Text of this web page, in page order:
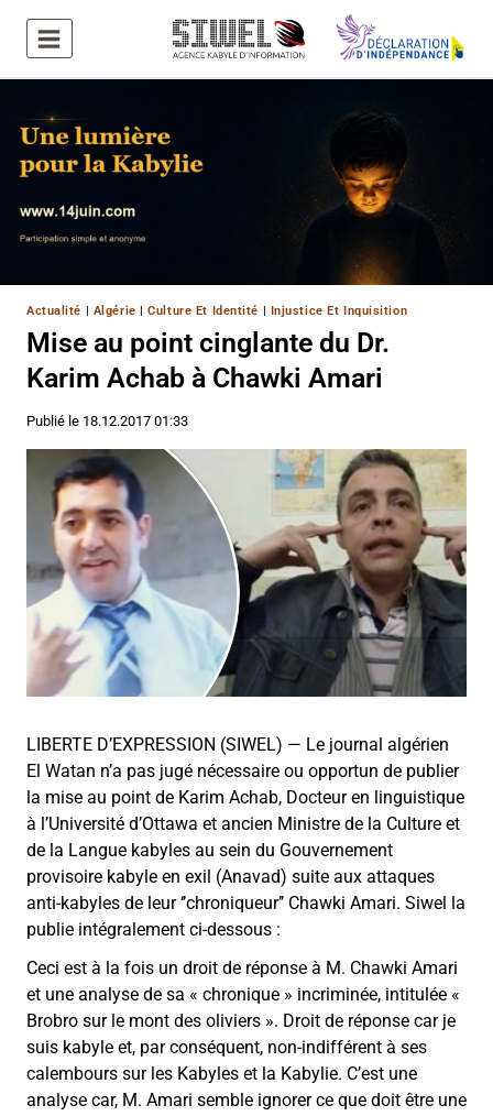
contenu
Actualité | Algérie |Culture Et Identité | Injustice Et Inquisition
Mise au point cinglante du Dr.
Karim Achab à Chawki Amari
Publié le 18.12.2017 01:33
LIBERTE D’EXPRESSION (SIWEL) — Le journal algérien
El Watan n’a pas jugé nécessaire ou opportun de publier
la mise au point de Karim Achab, Docteur en linguistique
à l’Université d’Ottawa et ancien Ministre de la Culture et
de la Langue kabyles au sein du Gouvernement
provisoire kabyle en exil (Anavad) suite aux attaques
anti-kabyles de leur ‘’chroniqueur’’ Chawki Amari. Siwel la
publie intégralement ci-dessous :
Ceci est à la fois un droit de réponse à M. Chawki Amari
et une analyse de sa « chronique » incriminée, intitulée «
Brobro sur le mont des oliviers ». Droit de réponse car je
suis kabyle et, par conséquent, non-indifférent à ses
calembours sur les Kabyles et la Kabylie. C’est une
analyse car, M. Amari semble ignorer ce que doit être une